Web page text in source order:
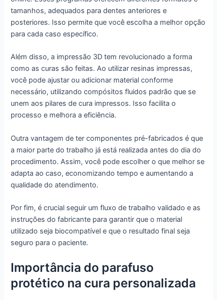
tamanhos, adequados para dentes anteriores e
posteriores. Isso permite que você escolha a melhor opção
para cada caso específico.
Além disso, a impressão 3D tem revolucionado a forma
como as curas são feitas. Ao utilizar resinas impressas,
você pode ajustar ou adicionar material conforme
necessário, utilizando compósitos fluidos padrão que se
unem aos pilares de cura impressos. Isso facilita o
processo e melhora a eficiência.
Outra vantagem de ter componentes pré-fabricados é que
a maior parte do trabalho já está realizada antes do dia do
procedimento. Assim, você pode escolher o que melhor se
adapta ao caso, economizando tempo e aumentando a
qualidade do atendimento.
Por fim, é crucial seguir um fluxo de trabalho validado e as
instruções do fabricante para garantir que o material
utilizado seja biocompatível e que o resultado final seja
seguro para o paciente.
Importância do parafuso
protético na cura personalizada